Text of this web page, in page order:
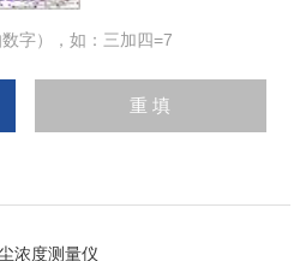
字），如：三加四=7
浓度测量仪